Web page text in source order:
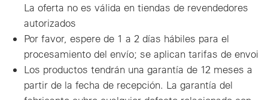
La oferta no es válida en tiendas de revendedores
autorizados
Por favor, espere de 1 a 2 días hábiles para el
procesamiento del envío; se aplican tarifas de envoi
Los productos tendrán una garantía de 12 meses a
partir de la fecha de recepción. La garantía del